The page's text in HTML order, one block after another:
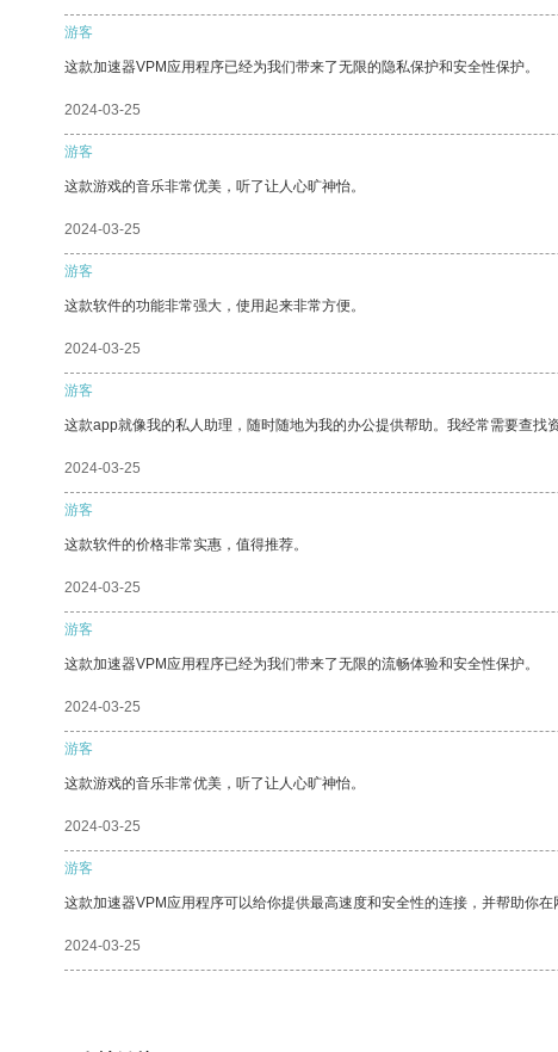
游客
这款加速器VPM应用程序已经为我们带来了无限的隐私保护和安全性保护。
2024-03-25
游客
这款游戏的音乐非常优美，听了让人心旷神怡。
2024-03-25
游客
这款软件的功能非常强大，使用起来非常方便。
2024-03-25
游客
这款app就像我的私人助理，随时随地为我的办公提供帮助。我经常需要查找
2024-03-25
游客
这款软件的价格非常实惠，值得推荐。
2024-03-25
游客
这款加速器VPM应用程序已经为我们带来了无限的流畅体验和安全性保护。
2024-03-25
游客
这款游戏的音乐非常优美，听了让人心旷神怡。
2024-03-25
游客
这款加速器VPM应用程序可以给你提供最高速度和安全性的连接，并帮助你在
2024-03-25